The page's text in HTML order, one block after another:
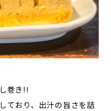
巻き!!
ており、出汁の旨さを詰